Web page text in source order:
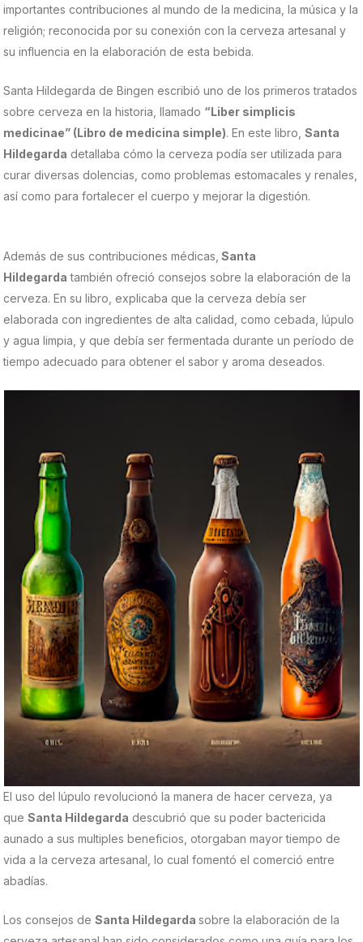
importantes contribuciones al mundo de la medicina, la música y la
religión; reconocida por su conexión con la cerveza artesanal y
su influencia en la elaboración de esta bebida.
Santa Hildegarda de Bingen escribió uno de los primeros tratados
sobre cerveza en la historia, llamado “Liber simplicis
medicinae” (Libro de medicina simple). En este libro,Santa
Hildegarda detallaba cómo la cerveza podía ser utilizada para
curar diversas dolencias, como problemas estomacales y renales,
así como para fortalecer el cuerpo y mejorar la digestión.
Además de sus contribuciones médicas, Santa
Hildegarda también ofreció consejos sobre la elaboración de la
cerveza. En su libro, explicaba que la cerveza debía ser
elaborada con ingredientes de alta calidad, como cebada, lúpulo
y agua limpia, y que debía ser fermentada durante un período de
tiempo adecuado para obtener el sabor y aroma deseados.
El uso del lúpulo revolucionó la manera de hacer cerveza, ya
queSanta Hildegarda descubrió que su poder bactericida
aunado a sus multiples beneficios, otorgaban mayor tiempo de
vida a la cerveza artesanal, lo cual fomentó el comerció entre
abadías.
Los consejos deSanta Hildegardasobre la elaboración de la